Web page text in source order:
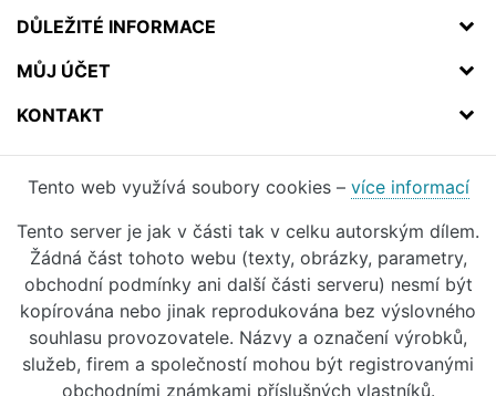
DŮLEŽITÉ INFORMACE
MŮJ ÚČET
KONTAKT
Tento web využívá soubory cookies – více informací
Tento server je jak v části tak v celku autorským dílem.
Žádná část tohoto webu (texty, obrázky, parametry,
obchodní podmínky ani další části serveru) nesmí být
kopírována nebo jinak reprodukována bez výslovného
souhlasu provozovatele. Názvy a označení výrobků,
služeb, firem a společností mohou být registrovanými
obchodními známkami příslušných vlastníků.